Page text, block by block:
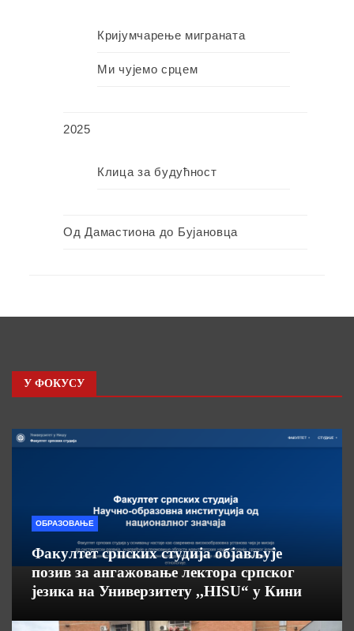
Кријумчарење миграната
Ми чујемо срцем
2025
Клица за будућност
Од Дамастиона до Бујановца
У ФОКУСУ
ОБРАЗОВАЊЕ
Факултет српских студија објављује
позив за ангажовање лектора српског
језика на Универзитету ,,HISU“ у Кини